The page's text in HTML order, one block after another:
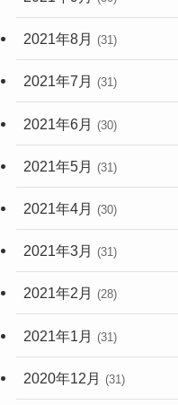
2021年8月 (31)
2021年7月 (31)
2021年6月 (30)
2021年5月 (31)
2021年4月 (30)
2021年3月 (31)
2021年2月 (28)
2021年1月 (31)
2020年12月 (31)